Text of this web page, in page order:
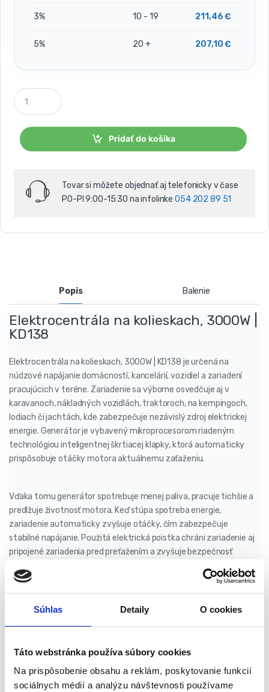
Súhlas Detaily O cookies
Táto webstránka používa súbory cookies
Na prispôsobenie obsahu a reklám, poskytovanie funkcií
sociálnych médií a analýzu návštevnosti používame
3% 10 - 19 211,46€
5% 20 + 207,10€
P
o
č
Pridať do košíka
Tovar si môžete objednať aj telefonicky v čase
PO-PI 9:00-15:30 na infolinke054 202 89 51
Popis Balenie
Elektrocentrála na kolieskach, 3000W |
KD138
Elektrocentrála na kolieskach, 3000W | KD138 je určená na
núdzové napájanie domácností, kancelárií, vozidiel a zariadení
pracujúcich v teréne. Zariadenie sa výborne osvedčuje aj v
karavanoch, nákladných vozidlách, traktoroch, na kempingoch,
lodiach či jachtách, kde zabezpečuje nezávislý zdroj elektrickej
energie. Generátor je vybavený mikroprocesorom riadeným
technológiou inteligentnej škrtiacej klapky, ktorá automaticky
prispôsobuje otáčky motora aktuálnemu zaťaženiu.
Vďaka tomu generátor spotrebuje menej paliva, pracuje tichšie a
predlžuje životnosť motora. Keď stúpa spotreba energie,
zariadenie automaticky zvyšuje otáčky, čím zabezpečuje
stabilné napájanie. Použitá elektrická poistka chráni zariadenie aj
pripojené zariadenia pred preťažením a zvyšuje bezpečnosť
napätia a robustnou konštrukciou založenou na tlmičoch, ktoré
obmedzujú vibrácie počas prevádzky. Ďalšou výhodou sú
transportné kolieska a sklopná rukoväť potiahnutá mäkkou penou,
Vlastnosti produktu: